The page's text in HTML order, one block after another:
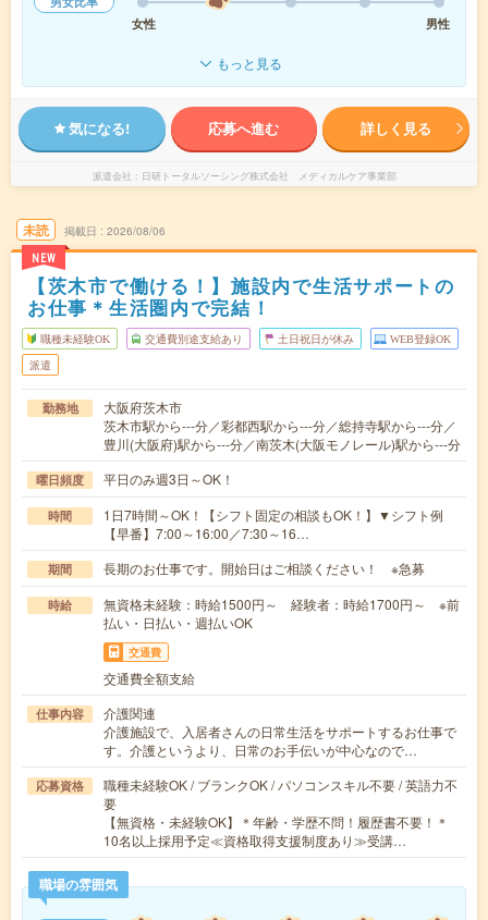
女性
男性
もっと見る
気になる! 応募へ進む 詳しく見る
派遣会社 日研トータルソーシング株式会社 メディカルケア事業部
未読
NEW
掲載日 2026/08/06
【茨木市で働ける！】施設内で生活サポートの
お仕事＊生活圏内で完結！
職種未経験OK 交通費別途支給あり 土日祝日が休み WEB登録OK
派遣
勤務地
大阪府茨木市
茨木市駅から---分／彩都西駅から---分／総持寺駅から---分／
豊川(大阪府)駅から---分／南茨木(大阪モノレール)駅から---分
曜日頻度 平日のみ週3日～OK！
時間
1日7時間～OK！【シフト固定の相談もOK！】▼シフト例
【早番】7:00～16:00／7:30～16…
期間 長期のお仕事です。開始日はご相談ください！ ※急募
時給
無資格未経験：時給1500円～ 経験者：時給1700円～ ※前
払い・日払い・週払いOK
交通費
交通費全額支給
仕事内容
介護関連
介護施設で、入居者さんの日常生活をサポートするお仕事で
す。介護というより、日常のお手伝いが中心なので…
応募資格
職種未経験OK / ブランクOK / パソコンスキル不要 / 英語力不
要
【無資格・未経験OK】＊年齢・学歴不問！履歴書不要！＊
10名以上採用予定≪資格取得支援制度あり≫受講…
職場の雰囲気